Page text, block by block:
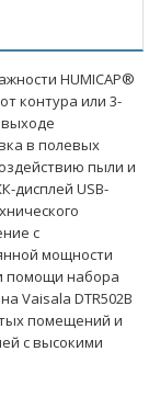
HUMICAP®
контура или 3-
в полевых
пыли и
дисплей USB-
с
мощности
помощи набора
Vaisala DTR502B
помещений и
с высокими